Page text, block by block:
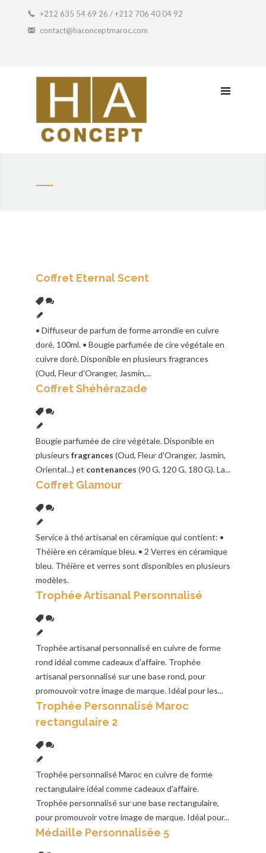
Coffret Artisanal
+212 635 54 69 26 / +212 706 40 04 92
contact@haconceptmaroc.com
Coffret Eternal Scent
• Diffuseur de parfum de forme arrondie en cuivre
doré, 100ml. • Bougie parfumée de cire végétale en
cuivre doré. Disponible en plusieurs fragrances
(Oud, Fleur d'Oranger, Jasmin,...
Coffret Shéhérazade
Bougie parfumée de cire végétale. Disponible en
plusieurs fragrances (Oud, Fleur d'Oranger, Jasmin,
Oriental...) et contenances (90 G, 120 G, 180 G). La...
Coffret Glamour
Service à thé artisanal en céramique qui contient: •
Théière en céramique bleu. • 2 Verres en céramique
bleu. Théière et verres sont disponibles en plusieurs
modèles.
Trophée Artisanal Personnalisé
Trophée artisanal personnalisé en cuivre de forme
rond idéal comme cadeaux d'affaire. Trophée
artisanal personnalisé sur une base rond, pour
promouvoir votre image de marque. Idéal pour les...
Trophée Personnalisé Maroc
rectangulaire 2
Trophée personnalisé Maroc en cuivre de forme
rectangulaire idéal comme cadeaux d'affaire.
Trophée personnalisé sur une base rectangulaire,
pour promouvoir votre image de marque. Idéal pour...
Médaille Personnalisée 5